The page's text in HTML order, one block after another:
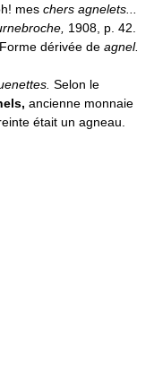
mes chers agnelets...
1908, p. 42.
dérivée de agnel.
Selon le
ancienne monnaie
était un agneau.